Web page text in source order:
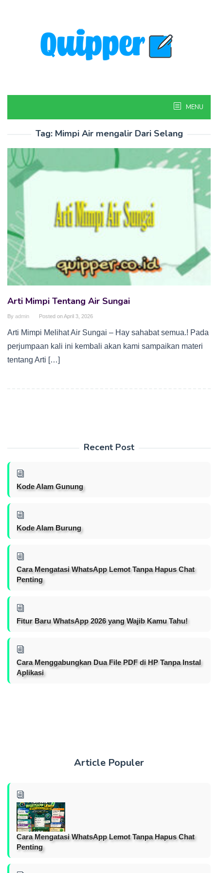
MENU
Tag: Mimpi Air mengalir Dari Selang
Arti Mimpi Tentang Air Sungai
By admin Posted onApril 3, 2026
Arti Mimpi Melihat Air Sungai – Hay sahabat semua.! Pada
perjumpaan kali ini kembali akan kami sampaikan materi
tentang Arti […]
Recent Post
Kode Alam Gunung
Kode Alam Burung
Cara Mengatasi WhatsApp Lemot Tanpa Hapus Chat
Penting
Fitur Baru WhatsApp 2026 yang Wajib Kamu Tahu!
Cara Menggabungkan Dua File PDF di HP Tanpa Instal
Aplikasi
Article Populer
Cara Mengatasi WhatsApp Lemot Tanpa Hapus Chat
Penting